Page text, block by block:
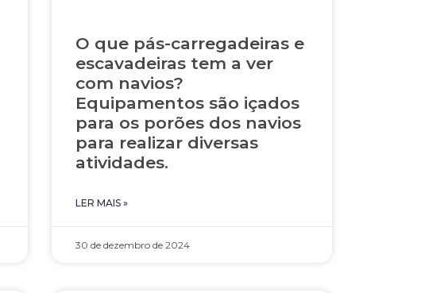
O que pás-carregadeiras e
escavadeiras tem a ver
com navios?
Equipamentos são içados
para os porões dos navios
para realizar diversas
atividades.
LER MAIS »
30 de dezembro de 2024